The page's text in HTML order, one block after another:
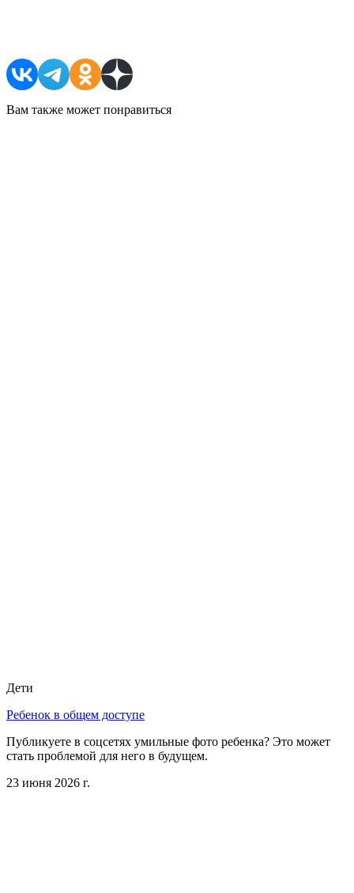
Вам также может понравиться
Дети
Ребенок в общем доступе
Публикуете в соцсетях умильные фото ребенка? Это может
стать проблемой для него в будущем.
23 июня 2026 г.